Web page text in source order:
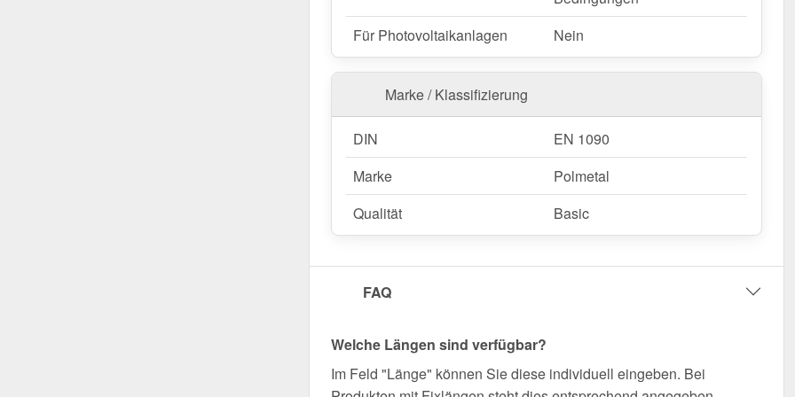
Für Photovoltaikanlagen
Nein
Marke / Klassifizierung
DIN
EN 1090
Marke
Polmetal
Qualität
Basic
FAQ
Welche Längen sind verfügbar?
Im Feld "Länge" können Sie diese individuell eingeben. Bei